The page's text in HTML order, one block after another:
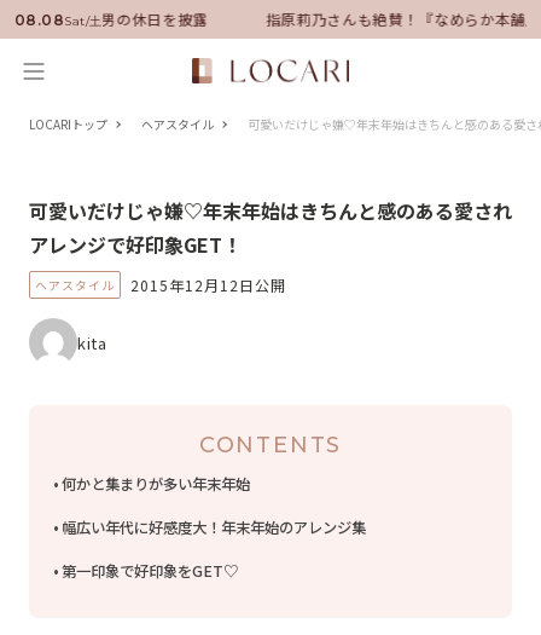
08.08Sat/土
就任！いい男の休日を披露 指原莉乃さんも絶賛！『なめらか本舗』
LOCARIトップ ヘアスタイル 可愛いだけじゃ嫌♡年末年始はきちんと感のある愛
可愛いだけじゃ嫌♡年末年始はきちんと感のある愛され
アレンジで好印象GET！
ヘアスタイル 2015年12月12日公開
kita
CONTENTS
何かと集まりが多い年末年始
幅広い年代に好感度大！年末年始のアレンジ集
第一印象で好印象をGET♡